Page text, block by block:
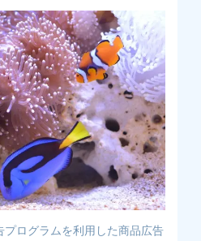
ログラムを利用した商品広告